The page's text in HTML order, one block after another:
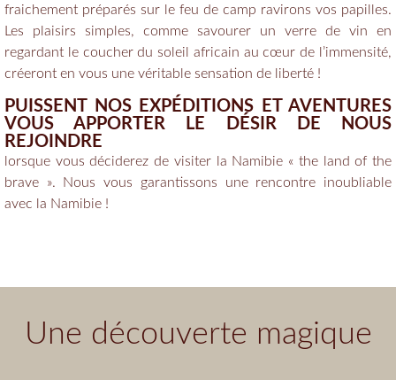
fraichement préparés sur le feu de camp ravirons vos papilles.
Les plaisirs simples, comme savourer un verre de vin en
regardant le coucher du soleil africain au cœur de l’immensité,
créeront en vous une véritable sensation de liberté !
PUISSENT NOS EXPÉDITIONS ET AVENTURES
VOUS APPORTER LE DÉSIR DE NOUS
REJOINDRE
lorsque vous déciderez de visiter la Namibie « the land of the
brave ». Nous vous garantissons une rencontre inoubliable
avec la Namibie !
Une découverte magique